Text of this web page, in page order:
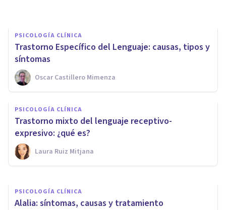
PSICOLOGÍA CLÍNICA
Trastorno Específico del Lenguaje: causas, tipos y
síntomas
Oscar Castillero Mimenza
PSICOLOGÍA CLÍNICA
Trastorno mixto del lenguaje receptivo-
expresivo: ¿qué es?
Laura Ruiz Mitjana
Demencia Semántica: causas,
síntomas y tratamiento
Isabel Rovira Salvador
PSICOLOGÍA CLÍNICA
Alalia: síntomas, causas y tratamiento